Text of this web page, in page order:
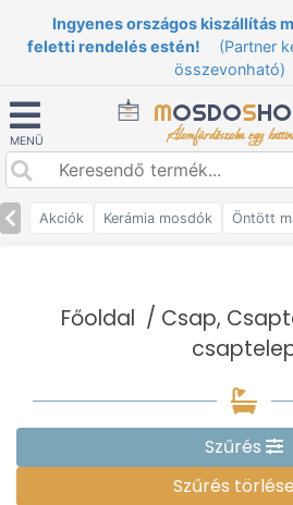
Ingyenes országos kiszállítás
feletti rendelés estén!
(Partner
összevonható)
MENÜ
MOSDOS
Álomfürdőszoba egy
Akciók Kerámia mosdók Öntött
Főoldal / Csap,
Szűrés
Szűrés törlése